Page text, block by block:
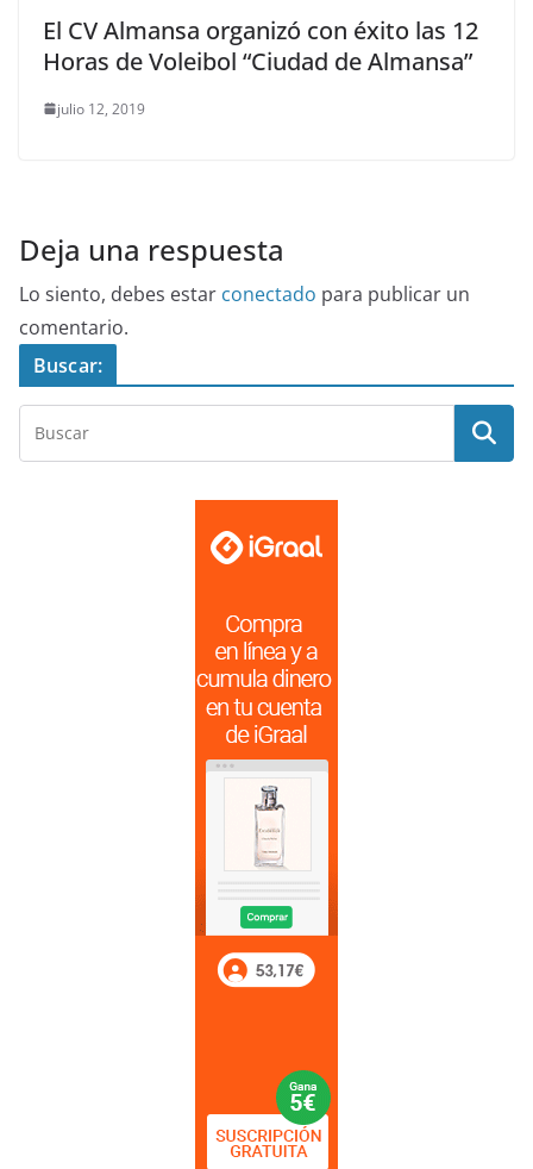
El CV Almansa organizó con éxito las 12
Horas de Voleibol “Ciudad de Almansa”
julio 12, 2019
Deja una respuesta
Lo siento, debes estar conectado para publicar un
comentario.
Buscar: